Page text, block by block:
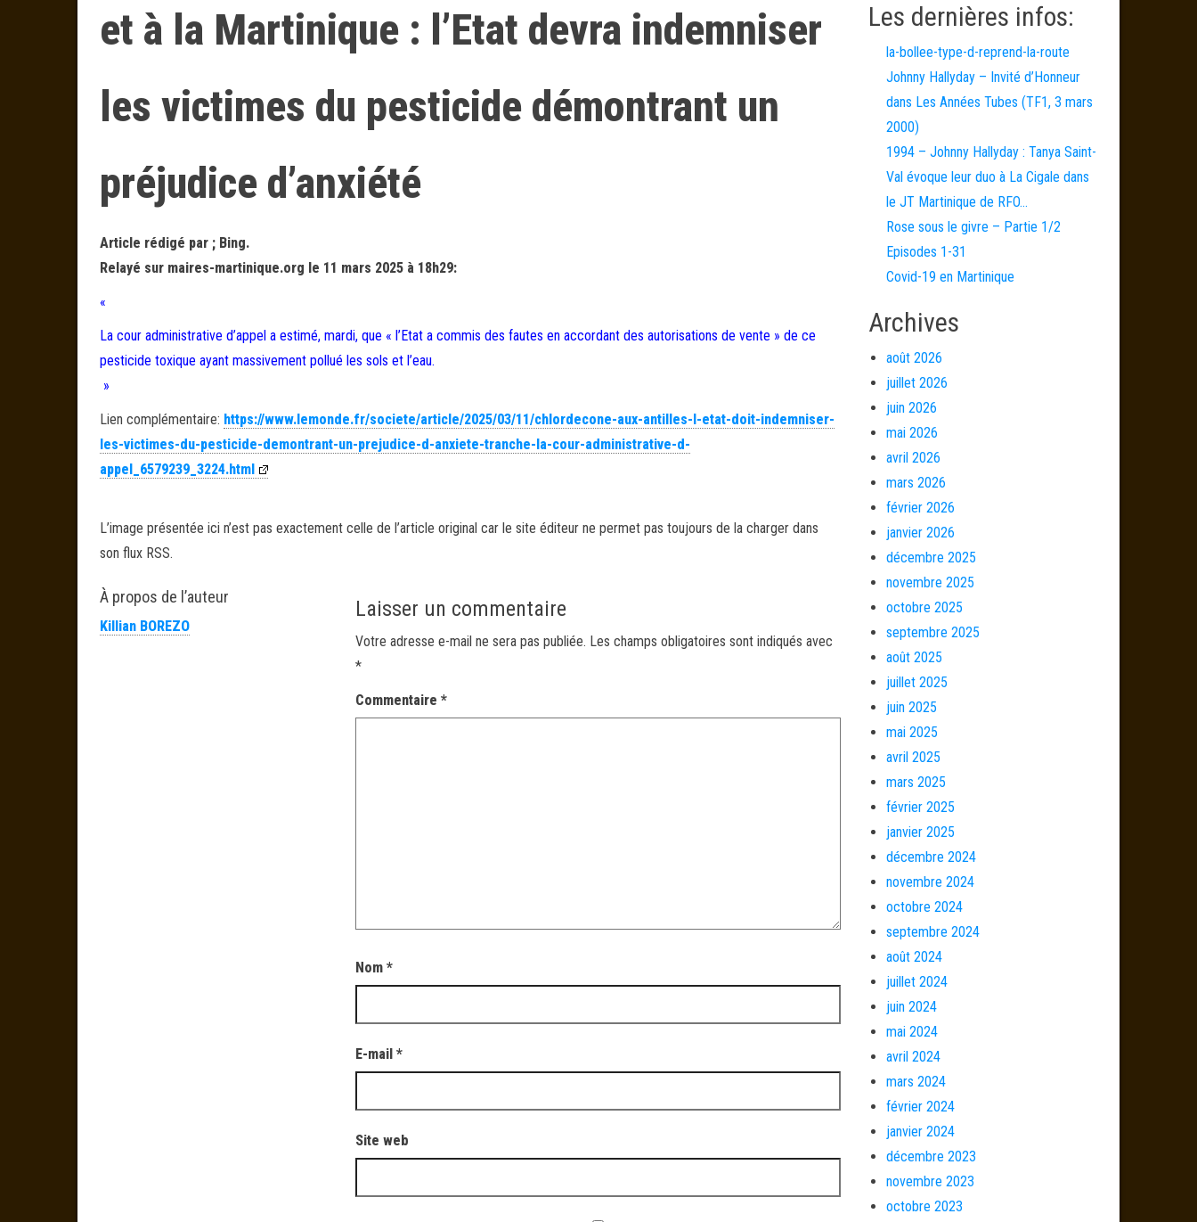
et à la Martinique : l’Etat devra indemniser
les victimes du pesticide démontrant un
préjudice d’anxiété
Article rédigé par ; Bing.
Relayé sur maires-martinique.org le 11 mars 2025 à 18h29:
«
La cour administrative d’appel a estimé, mardi, que « l’Etat a commis des fautes en accordant des autorisations de vente » de ce
pesticide toxique ayant massivement pollué les sols et l’eau.
»
Lien complémentaire: https://www.lemonde.fr/societe/article/2025/03/11/chlordecone-aux-antilles-l-etat-doit-indemniser-
les-victimes-du-pesticide-demontrant-un-prejudice-d-anxiete-tranche-la-cour-administrative-d-
appel_6579239_3224.html
L’image présentée ici n’est pas exactement celle de l’article original car le site éditeur ne permet pas toujours de la charger dans
son flux RSS.
À propos de l’auteur
Killian BOREZO
Laisser un commentaire
Votre adresse e-mail ne sera pas publiée. Les champs obligatoires sont indiqués avec
*
Commentaire*
Nom*
E-mail*
Site web
Les dernières infos:
la-bollee-type-d-reprend-la-route
Johnny Hallyday – Invité d’Honneur
dans Les Années Tubes (TF1, 3 mars
2000)
1994 – Johnny Hallyday : Tanya Saint-
Val évoque leur duo à La Cigale dans
le JT Martinique de RFO…
Rose sous le givre – Partie 1/2
Episodes 1-31
Covid-19 en Martinique
Archives
août 2026
juillet 2026
juin 2026
mai 2026
avril 2026
mars 2026
février 2026
janvier 2026
décembre 2025
novembre 2025
octobre 2025
septembre 2025
août 2025
juillet 2025
juin 2025
mai 2025
avril 2025
mars 2025
février 2025
janvier 2025
décembre 2024
novembre 2024
octobre 2024
septembre 2024
août 2024
juillet 2024
juin 2024
mai 2024
avril 2024
mars 2024
février 2024
janvier 2024
décembre 2023
novembre 2023
octobre 2023